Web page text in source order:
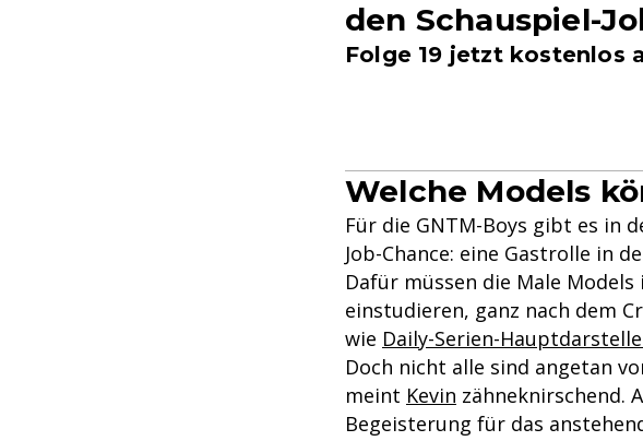
den Schauspiel-
Folge 19 jetzt kostenlos
Welche Models
Für die GNTM-Boys gibt es in
Job-Chance: eine Gastrolle in
Dafür müssen die Male
einstudieren, ganz nach dem
wie Daily-Serien-
Doch nicht alle sind angetan
meint Kevin zähneknirschend.
Begeisterung für das